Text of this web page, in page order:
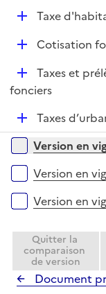
D
e
Taxe
D
l
r
Cotisation
D
é
e
r
Taxes et
fonciers
D
é
p
e
Taxes
Versions sur la
Version en
Version en
Version en
Quitter la
comparaison
de version
Document